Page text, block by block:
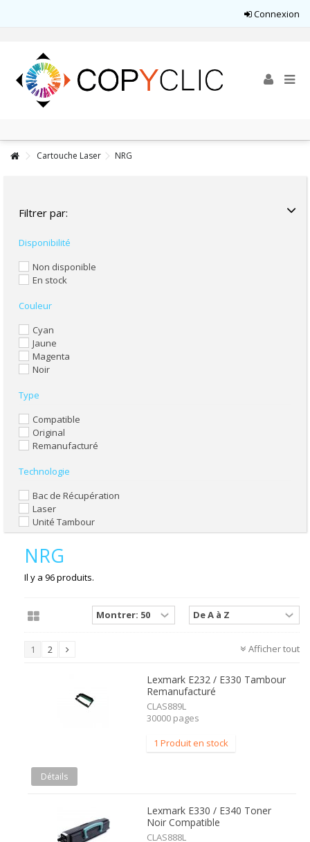
Connexion
Cartouche Laser NRG
Filtrer par:
Disponibilité
Non disponible
En stock
Couleur
Cyan
Jaune
Magenta
Noir
Type
Compatible
Original
Remanufacturé
Technologie
Bac de Récupération
Laser
Unité Tambour
NRG
Il y a 96 produits.
Afficher tout
1 2
Lexmark E232 / E330 Tambour
Remanufacturé
CLAS889L
30000 pages
1 Produit en stock
Détails
Lexmark E330 / E340 Toner
Noir Compatible
CLAS888L